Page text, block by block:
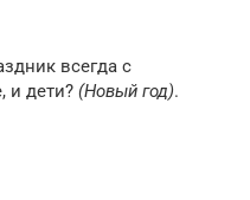
всегда с
и дети? (Новый год).